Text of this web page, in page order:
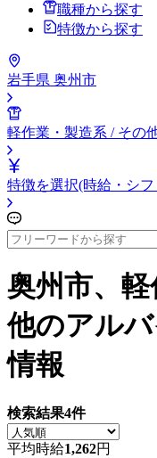
職種から探す
特徴から探す
岩手県 奥州市
軽作業・製造系 / その
特徴を選択(時給・シ
奥州市、
他のアル
情報
検索結果4件
平均時給1,262円